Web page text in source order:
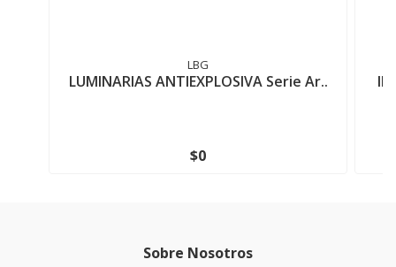
LBG
LUMINARIAS ANTIEXPLOSIVA Serie Ar..
$0
Sobre Nosotros